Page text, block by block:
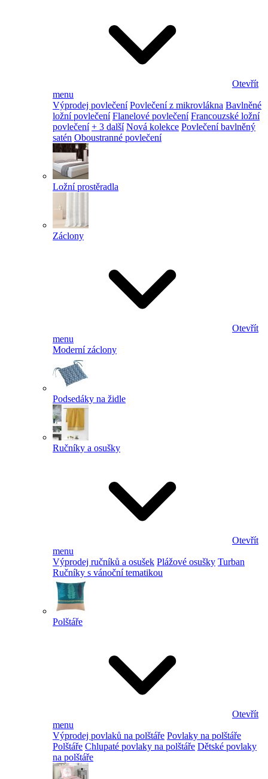
Otevřít
menu
Výprodej povlečení Povlečení z mikrovlákna Bavlněné
ložní povlečení Flanelové povlečení Francouzské ložní
povlečení + 3 další Nová kolekce Povlečení bavlněný
satén Oboustranné povlečení
Ložní prostěradla
Záclony
Otevřít
menu
Moderní záclony
Podsedáky na židle
Ručníky a osušky
Otevřít
menu
Výprodej ručníků a osušek Plážové osušky Turban
Ručníky s vánoční tematikou
Polštáře
Otevřít
menu
Výprodej povlaků na polštáře Povlaky na polštáře
Polštáře Chlupaté povlaky na polštáře Dětské povlaky
na polštáře